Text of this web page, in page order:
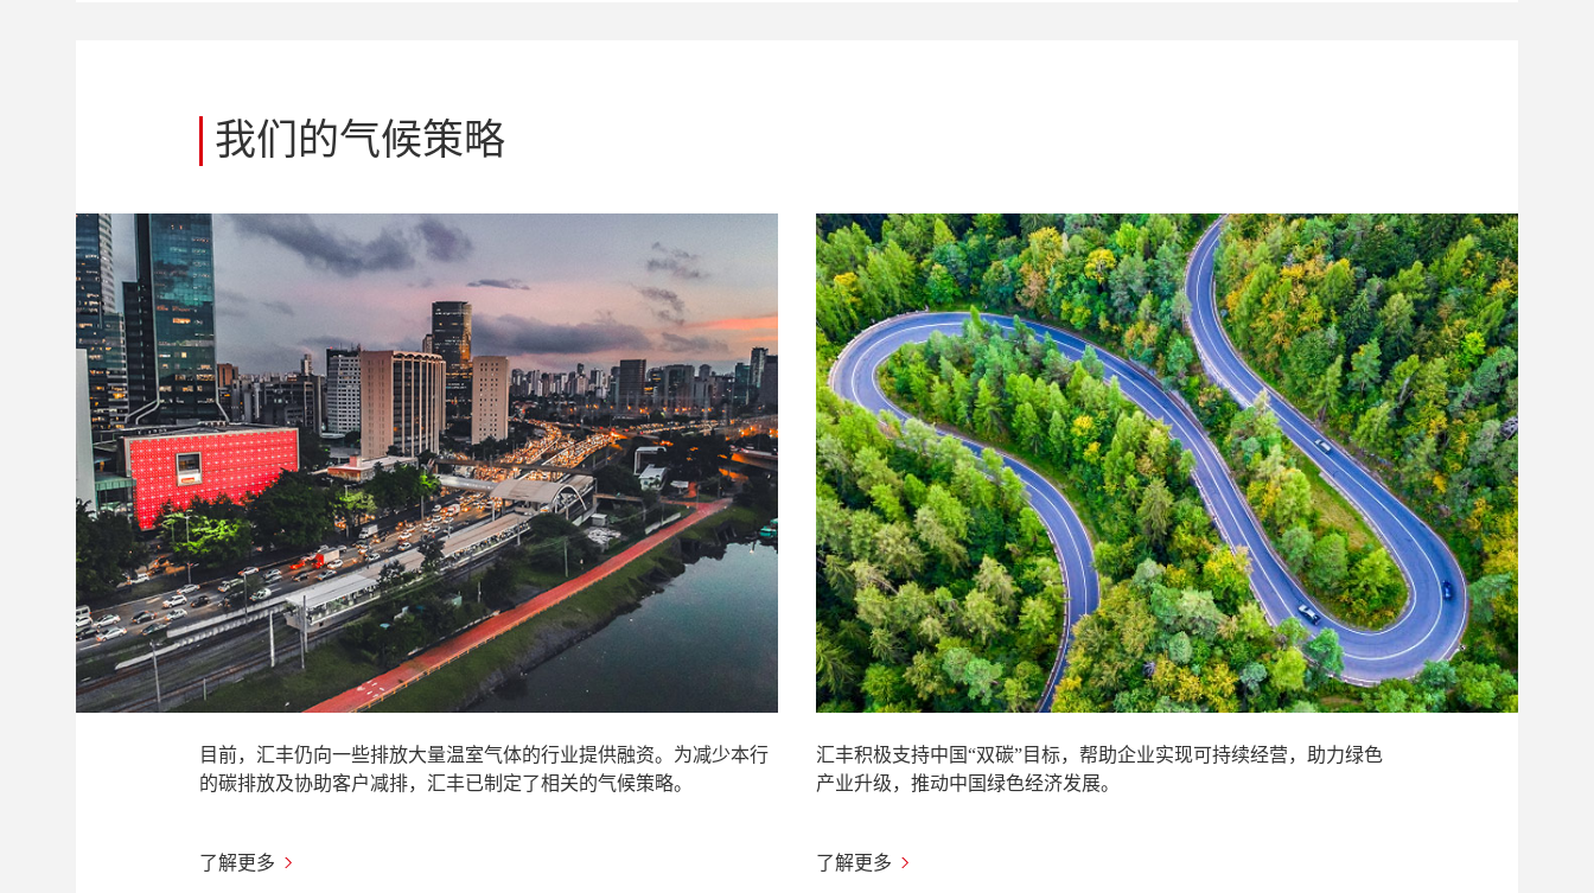
我们的气候策略
目前，汇丰仍向一些排放大量温室气体的行业提供融资。为减少本行
的碳排放及协助客户减排，汇丰已制定了相关的气候策略。
了解更多
汇丰积极支持中国“双碳”目标，帮助企业实现可持续经营，助力绿色
产业升级，推动中国绿色经济发展。
了解更多